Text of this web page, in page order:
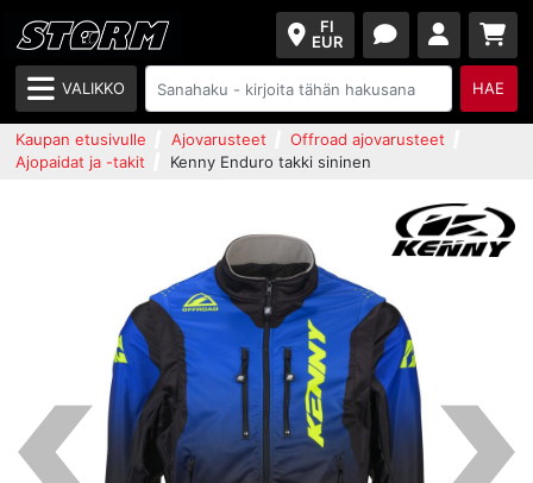
FI
EUR
VALIKKO HAE
Kaupan etusivulle Ajovarusteet
Offroad ajovarusteet
Ajopaidat ja -takit
Kenny Enduro takki sininen